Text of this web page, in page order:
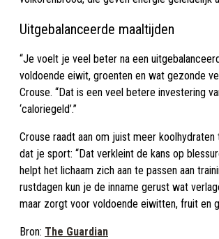
Uitgebalanceerde maaltijden
“Je voelt je veel beter na een
voldoende eiwit, groenten en wat gezonde
Crouse. “Dat is een veel betere investering
‘caloriegeld’.”
Crouse raadt aan om juist meer
dat je sport: “Dat verkleint de kans op
helpt het lichaam zich aan te passen aan
rustdagen kun je de inname gerust wat
maar zorgt voor voldoende eiwitten, fruit en
Bron: The Guardian